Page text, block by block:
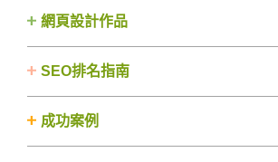
網頁設計作品
SEO排名指南
成功案例